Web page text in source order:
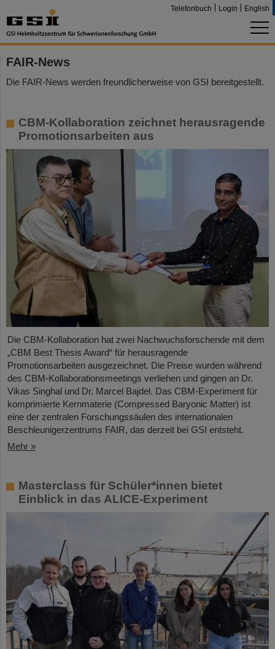
Telefonbuch Login English
FAIR-News
Die FAIR-News werden freundlicherweise von GSI bereitgestellt.
CBM-Kollaboration zeichnet herausragende
Promotionsarbeiten aus
Die CBM-Kollaboration hat zwei Nachwuchsforschende mit dem
„CBM Best Thesis Award“ für herausragende
Promotionsarbeiten ausgezeichnet. Die Preise wurden während
des CBM-Kollaborationsmeetings verliehen und gingen an Dr.
Vikas Singhal und Dr. Marcel Bajdel. Das CBM-Experiment für
komprimierte Kernmaterie (Compressed Baryonic Matter) ist
eine der zentralen Forschungssäulen des internationalen
Beschleunigerzentrums FAIR, das derzeit bei GSI entsteht.
Mehr »
Masterclass für Schüler*innen bietet
Einblick in das ALICE-Experiment